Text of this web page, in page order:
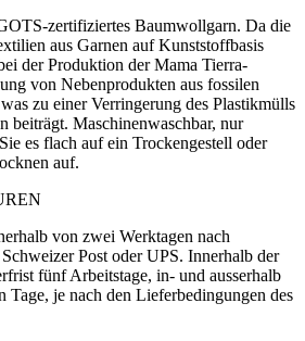
zertifiziertes Baumwollgarn. Da die
aus Garnen auf Kunststoffbasis
der Produktion der Mama Tierra-
von Nebenprodukten aus fossilen
zu einer Verringerung des Plastikmülls
beiträgt. Maschinenwaschbar, nur
es flach auf ein Trockengestell oder
auf.
von zwei Werktagen nach
Post oder UPS. Innerhalb der
fünf Arbeitstage, in- und ausserhalb
Tage, je nach den Lieferbedingungen des